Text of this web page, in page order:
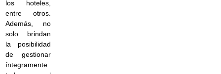
los hoteles,
entre otros.
Además, no
solo brindan
la posibilidad
de gestionar
íntegramente